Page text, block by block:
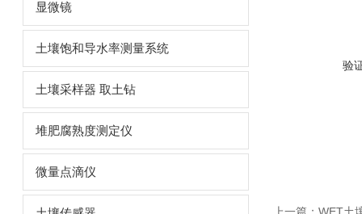
显微镜
土壤饱和导水率测量系统
土壤采样器 取土钻
堆肥腐熟度测定仪
微量点滴仪
验